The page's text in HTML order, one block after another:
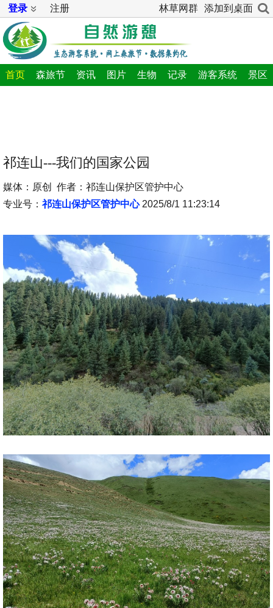
登录 注册 林草网群 添加到桌面
首页 森旅节 资讯 图片 生物 记录 游客系统 景区
祁连山---我们的国家公园
媒体：原创 作者：祁连山保护区管护中心
专业号：祁连山保护区管护中心 2025/8/1 11:23:14